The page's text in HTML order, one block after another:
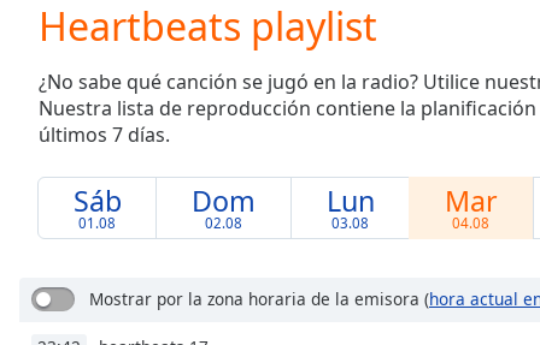
Current
Time0:00
Duration-:-
Loaded:
0.00%
LIVE
currently
behind
Heartbeats playlist
¿No sabe qué canción se jugó en la radio? Utilice
Nuestra lista de reproducción contiene la
últimos 7 días.
Sáb
01.08
Dom
02.08
Lun
03.08
Mar
04.08
Mostrar por la zona horaria de la emisora (hora actual